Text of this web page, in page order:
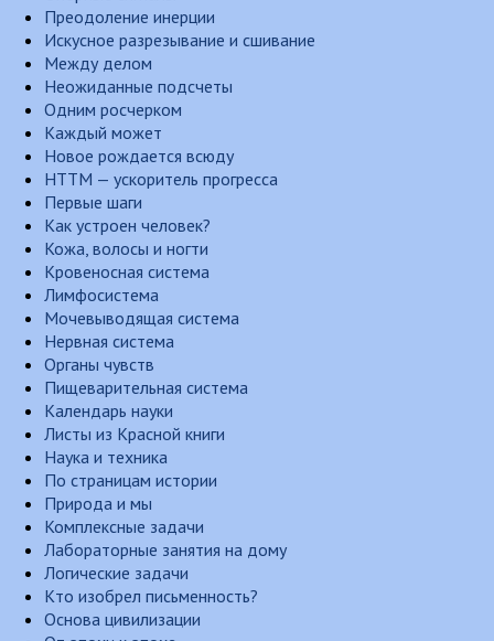
Преодоление инерции
Искусное разрезывание и сшивание
Между делом
Неожиданные подсчеты
Одним росчерком
Каждый может
Новое рождается всюду
НТТМ — ускоритель прогресса
Первые шаги
Как устроен человек?
Кожа, волосы и ногти
Кровеносная система
Лимфосистема
Мочевыводящая система
Нервная система
Органы чувств
Пищеварительная система
Календарь науки
Листы из Красной книги
Наука и техника
По страницам истории
Природа и мы
Комплексные задачи
Лабораторные занятия на дому
Логические задачи
Кто изобрел письменность?
Основа цивилизации